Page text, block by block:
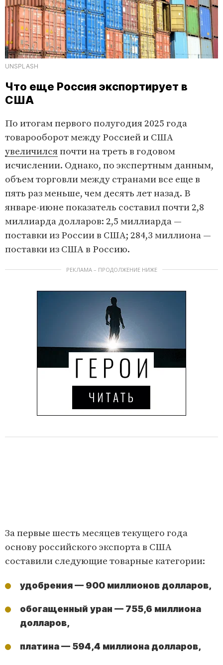
UNSPLASH
Что еще Россия экспортирует в
США
По итогам первого полугодия 2025 года
товарооборот между Россией и США
увеличилсяпочти на треть в годовом
исчислении. Однако, по экспертным данным,
объем торговли между странами все еще в
пять раз меньше, чем десять лет назад. В
январе-июне показатель составил почти 2,8
миллиарда долларов: 2,5 миллиарда —
поставки из России в США; 284,3 миллиона —
поставки из США в Россию.
РЕКЛАМА – ПРОДОЛЖЕНИЕ НИЖЕ
За первые шесть месяцев текущего года
основу российского экспорта в США
составили следующие товарные категории:
удобрения — 900 миллионов долларов,
обогащенный уран — 755,6 миллиона
долларов,
платина — 594,4 миллиона долларов,